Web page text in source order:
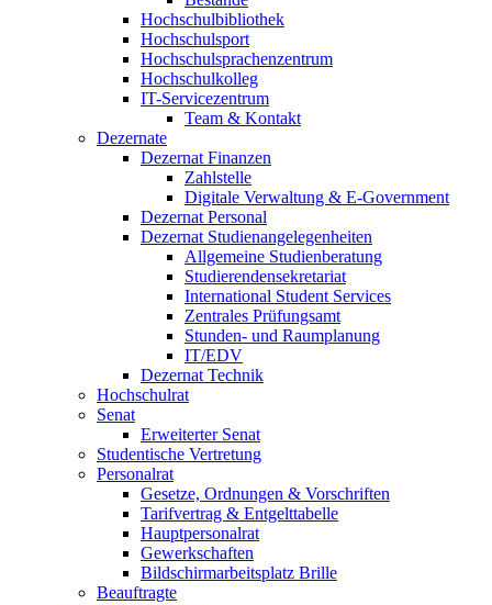
Hochschulbibliothek
Hochschulsport
Hochschulsprachenzentrum
Hochschulkolleg
IT-Servicezentrum
Team & Kontakt
Dezernate
Dezernat Finanzen
Zahlstelle
Digitale Verwaltung & E-Government
Dezernat Personal
Dezernat Studienangelegenheiten
Allgemeine Studienberatung
Studierendensekretariat
International Student Services
Zentrales Prüfungsamt
Stunden- und Raumplanung
IT/EDV
Dezernat Technik
Hochschulrat
Senat
Erweiterter Senat
Studentische Vertretung
Personalrat
Gesetze, Ordnungen & Vorschriften
Tarifvertrag & Entgelttabelle
Hauptpersonalrat
Gewerkschaften
Bildschirmarbeitsplatz Brille
Beauftragte